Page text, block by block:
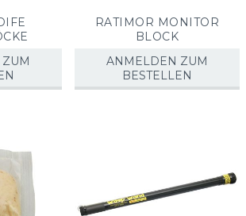
RATIMOR MONITOR
BLOCK
ANMELDEN ZUM
BESTELLEN